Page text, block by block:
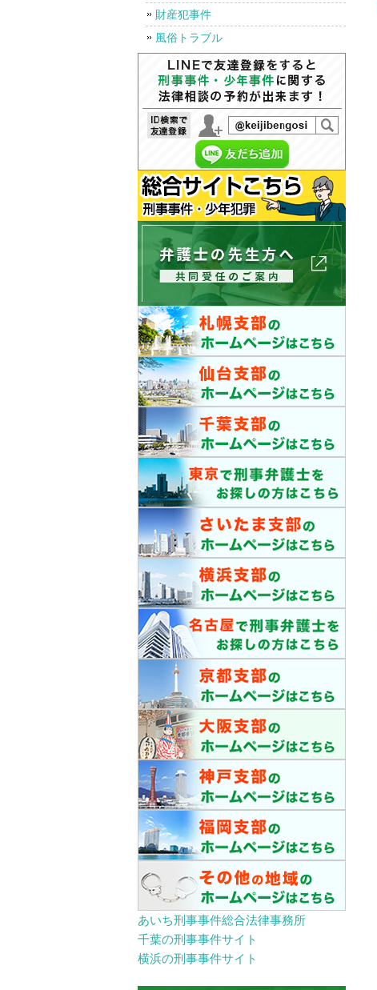
財産犯事件
風俗トラブル
あいち刑事事件総合法律事務所
千葉の刑事事件サイト
横浜の刑事事件サイト